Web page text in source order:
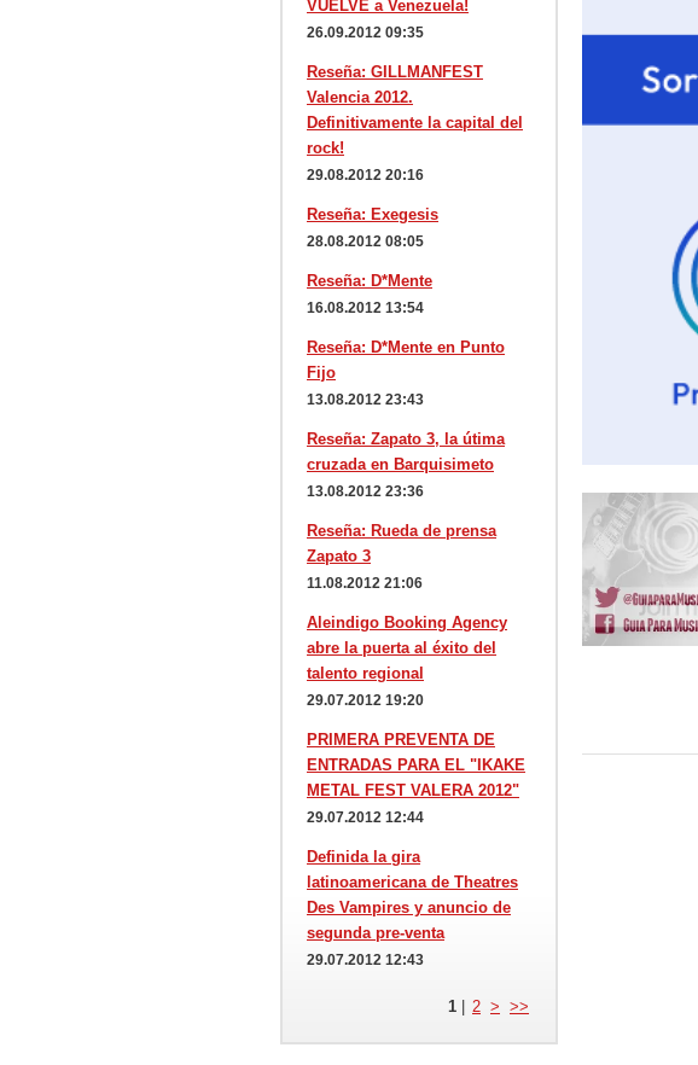
VUELVE a Venezuela!
26.09.2012 09:35
Reseña: GILLMANFEST
Valencia 2012.
Definitivamente la capital del
rock!
29.08.2012 20:16
Reseña: Exegesis
28.08.2012 08:05
Reseña: D*Mente
16.08.2012 13:54
Reseña: D*Mente en Punto
Fijo
13.08.2012 23:43
Reseña: Zapato 3, la útima
cruzada en Barquisimeto
13.08.2012 23:36
Reseña: Rueda de prensa
Zapato 3
11.08.2012 21:06
Aleindigo Booking Agency
abre la puerta al éxito del
talento regional
29.07.2012 19:20
PRIMERA PREVENTA DE
ENTRADAS PARA EL "IKAKE
METAL FEST VALERA 2012"
29.07.2012 12:44
Definida la gira
latinoamericana de Theatres
Des Vampires y anuncio de
segunda pre-venta
29.07.2012 12:43
1 2 > >>